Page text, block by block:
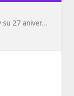
Barack y Michelle Obama celebran hoy su 27 aniversario de bodas